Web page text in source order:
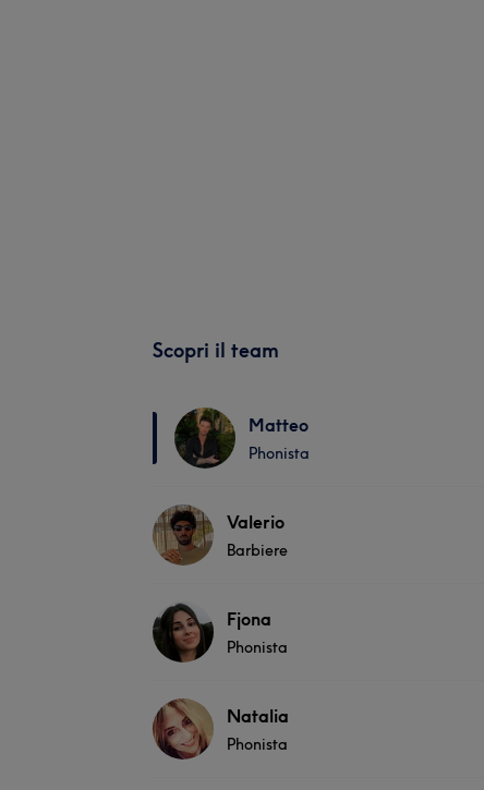
Scopri il team
Matteo
Phonista
Valerio
Barbiere
Fjona
Phonista
Natalia
Phonista